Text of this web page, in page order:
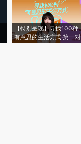
【特别呈现】寻找100种
有意思的生活方式·第一对